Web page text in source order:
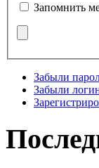
Запомнить
Забыли
Забыли